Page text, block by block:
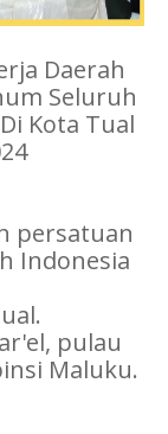
Daerah
Seluruh
Kota Tual
persatuan
Indonesia
pulau
Maluku.